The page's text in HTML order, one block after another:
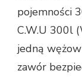
pojemności
C.W.U 300l
jedną
zawór